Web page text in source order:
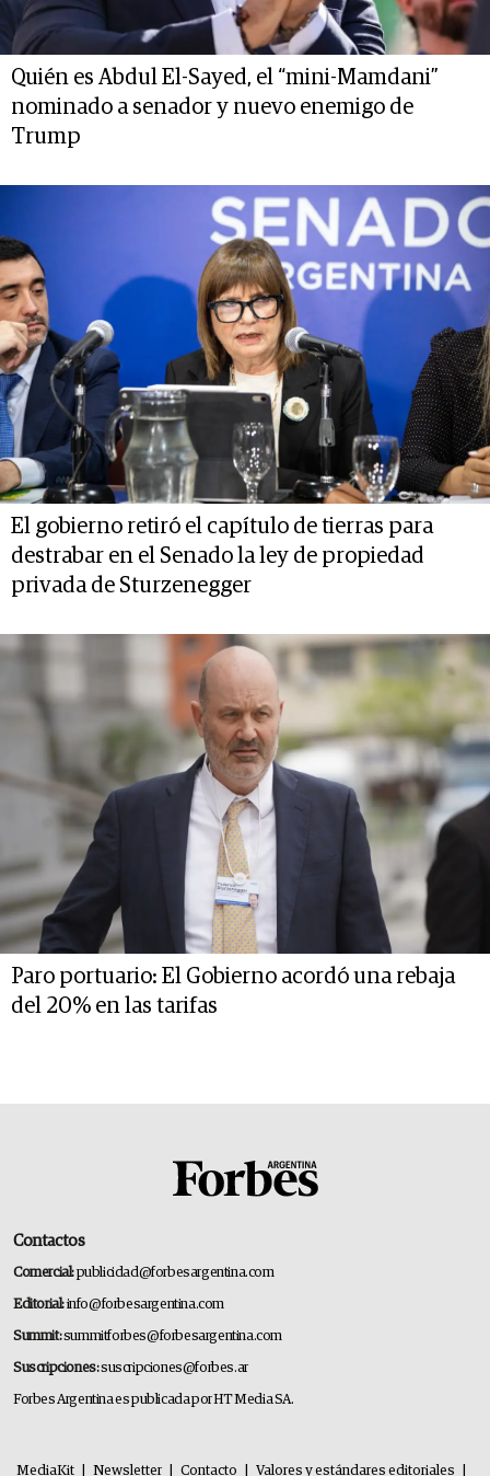
Quién es Abdul El-Sayed, el “mini-Mamdani”
nominado a senador y nuevo enemigo de
Trump
El gobierno retiró el capítulo de tierras para
destrabar en el Senado la ley de propiedad
privada de Sturzenegger
Paro portuario: El Gobierno acordó una rebaja
del 20% en las tarifas
Contactos
Comercial:publicidad@forbesargentina.com
Editorial:info@forbesargentina.com
Summit:summitforbes@forbesargentina.com
Suscripciones:suscripciones@forbes.ar
Forbes Argentina es publicada por HT Media SA.
MediaKit Newsletter Contacto Valores y estándares editoriales